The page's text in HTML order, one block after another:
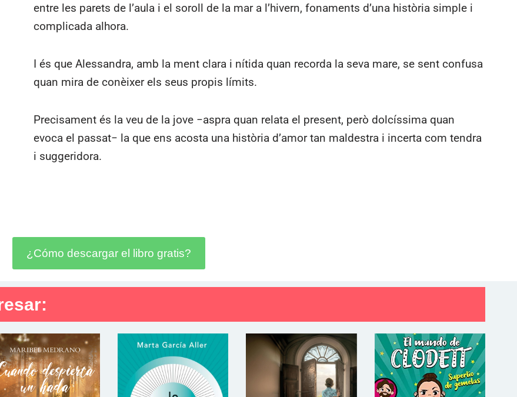
entre les parets de l’aula i el soroll de la mar a l’hivern, fonaments d’una història simple i
complicada alhora.
I és que Alessandra, amb la ment clara i nítida quan recorda la seva mare, se sent confusa
quan mira de conèixer els seus propis límits.
Precisament és la veu de la jove −aspra quan relata el present, però dolcíssima quan
evoca el passat− la que ens acosta una història d’amor tan maldestra i incerta com tendra
i suggeridora.
¿Cómo descargar el libro gratis?